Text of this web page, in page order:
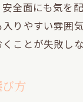
人混みを避
始発待ち時
全面にも気を
りやすい雰
ことが失敗しな
方